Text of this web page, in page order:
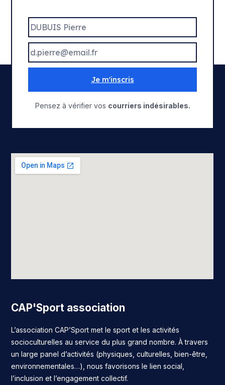
Je m'inscris
Pensez à vérifier vos courriers indésirables.
CAP'Sport association
L’association CAP’Sport met le sport et les activités
socioculturelles au service du plus grand nombre. À travers
un large panel d’activités (physiques, culturelles, bien-être,
environnementales…), nous favorisons le lien social,
l’inclusion et l’engagement collectif.